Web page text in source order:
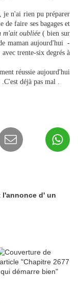
n'ai rien pu préparer
de faire ses bagages et
m'ait oubliée ( bien sur
maman aujourd'hui -
trente-six degrés à
réussie aujourd'hui
déjà pas mal .
l'annonce d' un